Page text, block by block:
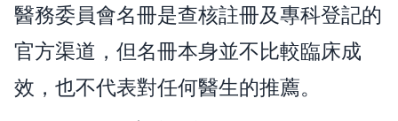
醫務委員會名冊是查核註冊及專科登記的
官方渠道，但名冊本身並不比較臨床成
效，也不代表對任何醫生的推薦。